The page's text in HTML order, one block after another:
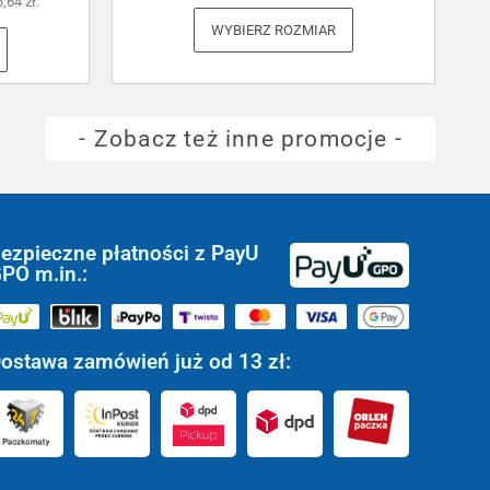
WYBIERZ ROZMIAR
- Zobacz też inne promocje -
płatności z PayU
m.in.:
zamówień już od 13 zł: